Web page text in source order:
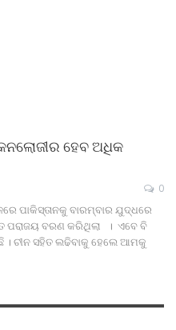
ହେବ ଅଧିକ
0
ପାକିସ୍ତାନକୁ ବାରମ୍ବାର ଯୁଦ୍ଧରେ
ପରାଜୟ ବରଣ କରିଥିଲା । ଏବେ ବି
ଚୀନ ସହିତ ଲଢିବାକୁ ହେଲେ ଆମକୁ